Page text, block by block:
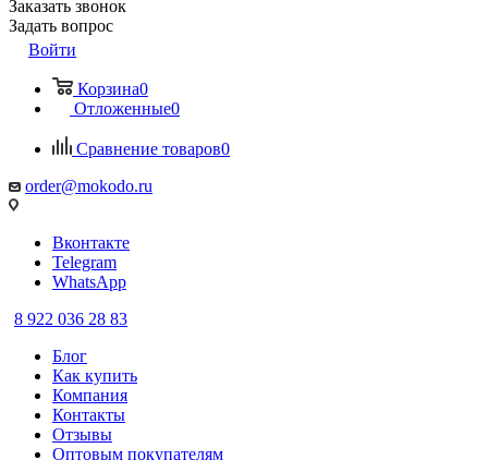
Заказать звонок
Задать вопрос
Войти
Корзина0
Отложенные0
Сравнение товаров0
order@mokodo.ru
Вконтакте
Telegram
WhatsApp
8 922 036 28 83
Блог
Как купить
Компания
Контакты
Отзывы
Оптовым покупателям